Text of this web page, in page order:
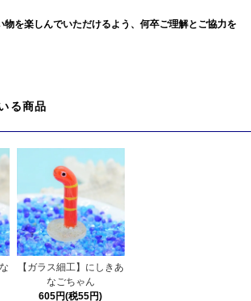
物を楽しんでいただけるよう、何卒ご理解とご協力を
る商品
【ガラス細工】にしきあ
なごちゃん
605円(税55円)